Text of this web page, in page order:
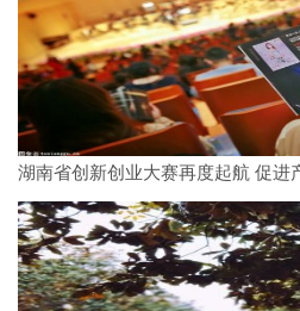
湖南省创新创业大赛再度起航 促进